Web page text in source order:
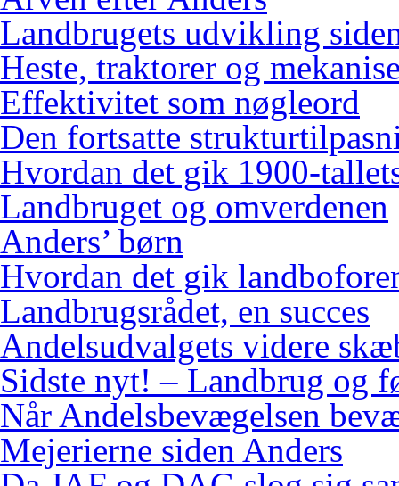
Landbrugets udvikling
Heste, traktorer og
Effektivitet som nøgleord
Den fortsatte
Hvordan det gik 1900-
Landbruget og omverdenen
Anders’ børn
Hvordan det gik
Landbrugsrådet, en succes
Andelsudvalgets videre
Sidste nyt! – Landbrug og
Når Andelsbevægelsen
Mejerierne siden Anders